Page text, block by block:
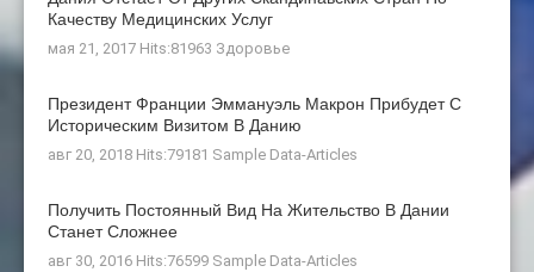
Качеству Медицинских Услуг
мая 21, 2017 Hits:81963 Здоровье
Президент Франции Эммануэль Макрон Прибудет С
Историческим Визитом В Данию
авг 20, 2018 Hits:79181 Sample Data-Articles
Получить Постоянный Вид На Жительство В Дании
Станет Сложнее
авг 30, 2016 Hits:76599 Sample Data-Articles